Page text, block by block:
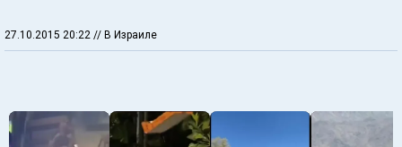
27.10.2015 20:22 // В Израиле